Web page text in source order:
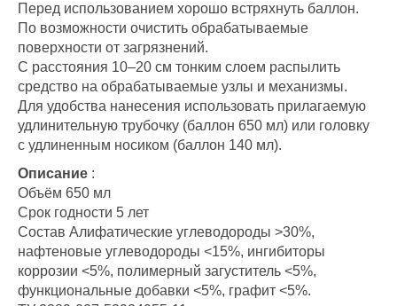
Перед использованием хорошо встряхнуть баллон.
По возможности очистить обрабатываемые
поверхности от загрязнений.
С расстояния 10–20 см тонким слоем распылить
средство на обрабатываемые узлы и механизмы.
Для удобства нанесения использовать прилагаемую
удлинительную трубочку (баллон 650 мл) или головку
с удлиненным носиком (баллон 140 мл).
Описание :
Объём 650 мл
Срок годности 5 лет
Состав Алифатические углеводороды >30%,
нафтеновые углеводороды <15%, ингибиторы
коррозии <5%, полимерный загуститель <5%,
функциональные добавки <5%, графит <5%.